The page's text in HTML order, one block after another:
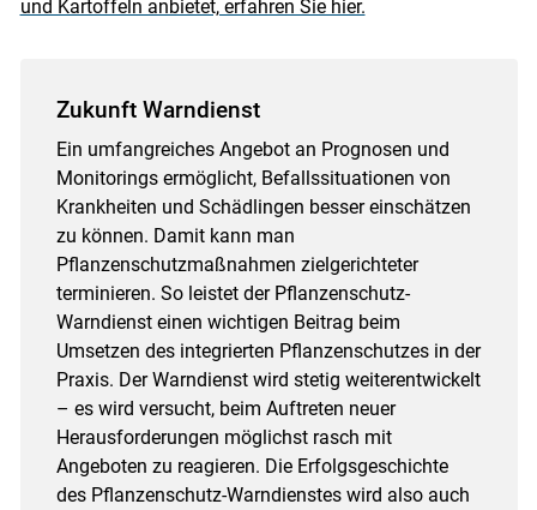
und Kartoffeln anbietet, erfahren Sie hier.
Zukunft Warndienst
Ein umfangreiches Angebot an Prognosen und
Monitorings ermöglicht, Befallssituationen von
Krankheiten und Schädlingen besser einschätzen
zu können. Damit kann man
Pflanzenschutzmaßnahmen zielgerichteter
terminieren. So leistet der Pflanzenschutz-
Warndienst einen wichtigen Beitrag beim
Umsetzen des integrierten Pflanzenschutzes in der
Praxis. Der Warndienst wird stetig weiterentwickelt
– es wird versucht, beim Auftreten neuer
Herausforderungen möglichst rasch mit
Angeboten zu reagieren. Die Erfolgsgeschichte
des Pflanzenschutz-Warndienstes wird also auch